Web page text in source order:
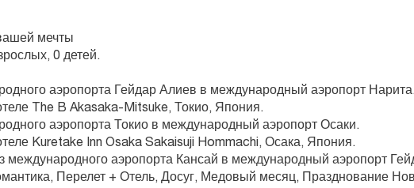
мечты
0 детей.
аэропорта Гейдар Алиев в международный аэропорт
The B Akasaka-Mitsuke, Токио, Япония.
аэропорта Токио в международный аэропорт Осаки.
Kuretake Inn Osaka Sakaisuji Hommachi, Осака, Япония.
международного аэропорта Кансай в международный аэропорт
Перелет + Отель, Досуг, Медовый месяц, Празднование